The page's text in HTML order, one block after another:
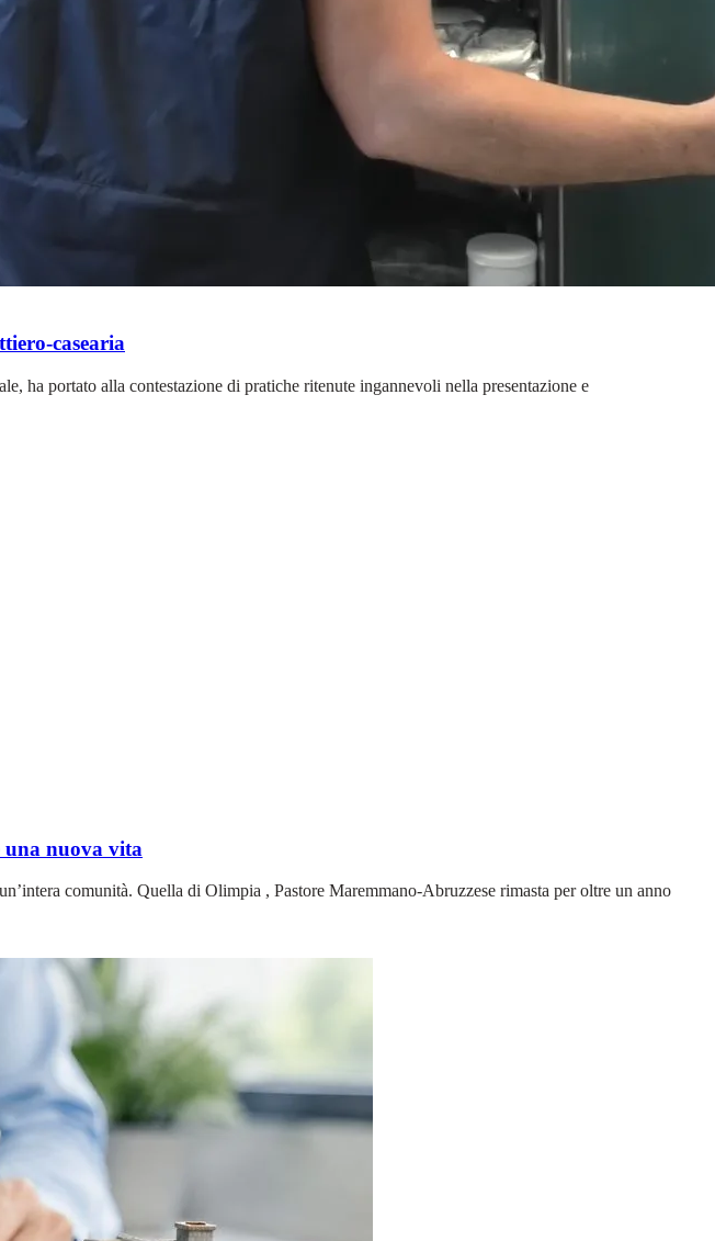
casearia
portato alla contestazione di pratiche ritenute ingannevoli nella presentazione e
nuova vita
comunità. Quella di Olimpia , Pastore Maremmano-Abruzzese rimasta per oltre un anno